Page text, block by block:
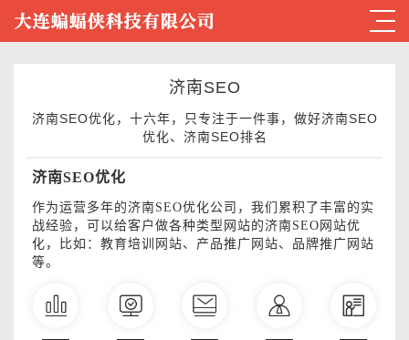
济南SEO
济南SEO优化，十六年，只专注于一件事，做好济南SEO
优化、济南SEO排名
济南SEO优化
作为运营多年的济南SEO优化公司，我们累积了丰富的实
战经验，可以给客户做各种类型网站的济南SEO网站优
化，比如：教育培训网站、产品推广网站、品牌推广网站
等。